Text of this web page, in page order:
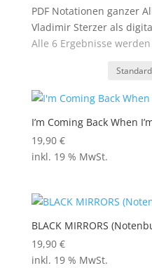
PDF Notationen ganzer
Vladimir Sterzer als
Alle 6 Ergebnisse
I’m Coming Back When
19,90 €
inkl. 19 % MwSt.
BLACK MIRRORS
19,90 €
inkl. 19 % MwSt.